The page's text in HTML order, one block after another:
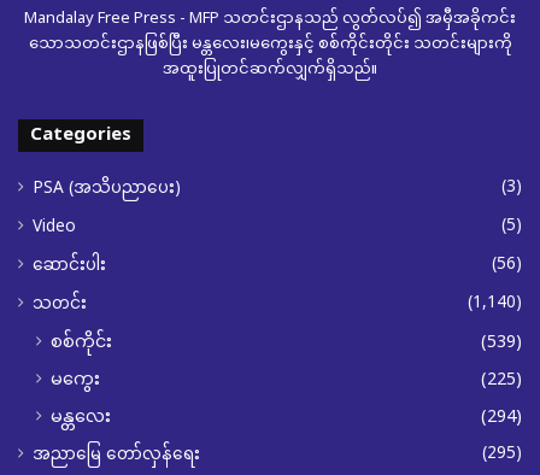
Mandalay Free Press - MFP သတင်းဌာနသည် လွတ်လပ်၍ အမှီအခိုကင်း
သောသတင်းဌာနဖြစ်ပြီး မန္တလေး၊မကွေးနှင့် စစ်ကိုင်းတိုင်း သတင်းများကို
အထူးပြုတင်ဆက်လျှက်ရှိသည်။
Categories
PSA (အသိပညာပေး)
(3)
Video
(5)
ဆောင်းပါး
(56)
သတင်း
(1,140)
စစ်ကိုင်း
(539)
မကွေး
(225)
မန္တလေး
(294)
အညာမြေ တော်လှန်ရေး (295)